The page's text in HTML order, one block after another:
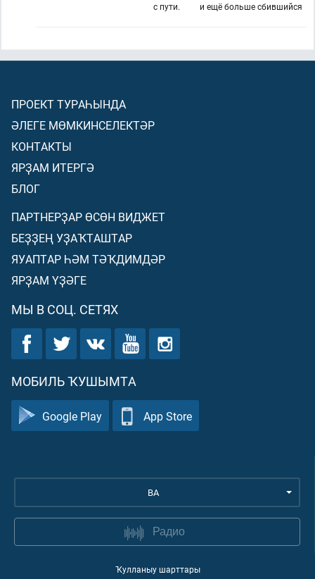
и ещё больше сбившийся
с пути.
ПРОЕКТ ТУРАҺЫНДА
ӘЛЕГЕ МӨМКИНСЕЛЕКТӘР
КОНТАКТЫ
ЯРҘАМ ИТЕРГӘ
БЛОГ
ПАРТНЕРҘАР ӨСӨН ВИДЖЕТ
БЕҘҘЕҢ УҘАҠТАШТАР
ЯУАПТАР ҺӘМ ТӘҠДИМДӘР
ЯРҘАМ ҮҘӘГЕ
МЫ В СОЦ. СЕТЯХ
МОБИЛЬ ҠУШЫМТА
Google Play App Store
BA
Радио
Ҡулланыу шарттары